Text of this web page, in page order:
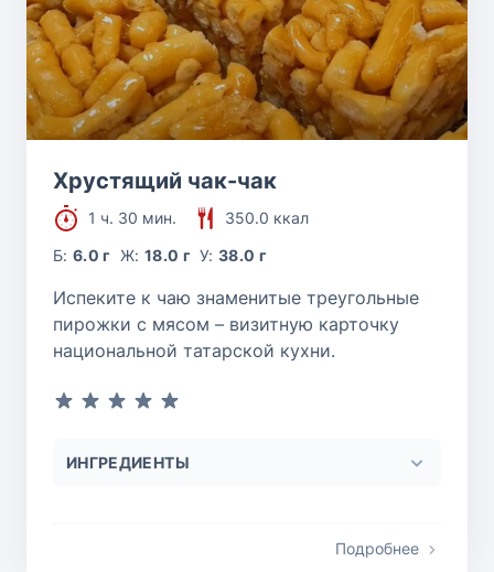
Хрустящий чак-чак
1 ч. 30 мин.
350.0 ккал
Б:6.0 г Ж: 18.0 г У:38.0 г
Испеките к чаю знаменитые треугольные
пирожки с мясом – визитную карточку
национальной татарской кухни.
ИНГРЕДИЕНТЫ
Подробнее